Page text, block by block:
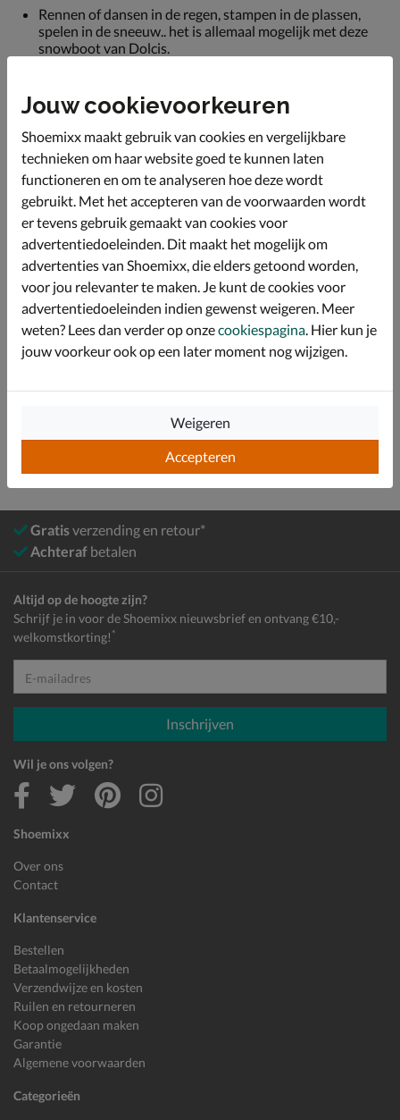
Rennen of dansen in de regen, stampen in de plassen,
spelen in de sneeuw.. het is allemaal mogelijk met deze
snowboot van Dolcis.
nylon en textiel.
het voetbed.
Je kunt de boots strakker om je benen doen dankzij de
klittenbandsluiting.
Voorzien van een stevige rubberen zool met een grof
profiel.
Specificaties
Over Dolcis
Bekijk meer
Snowboots
Gratisverzending en retour*
Achteraf betalen
Shoemixx
Over ons
Contact
Klantenservice
Bestellen
Betaalmogelijkheden
Verzendwijze en kosten
Ruilen en retourneren
Koop ongedaan maken
Garantie
Algemene voorwaarden
Categorieën
Altijd op de hoogte zijn?
Schrijf je in voor de Shoemixx nieuwsbrief en ontvang €10,-
welkomstkorting! *
E-mailadres
Inschrijven
Wil je ons volgen?
Jouw cookievoorkeuren
Shoemixx maakt gebruik van cookies en vergelijkbare
technieken om haar website goed te kunnen laten
functioneren en om te analyseren hoe deze wordt
gebruikt. Met het accepteren van de voorwaarden wordt
er tevens gebruik gemaakt van cookies voor
advertentiedoeleinden. Dit maakt het mogelijk om
advertenties van Shoemixx, die elders getoond worden,
voor jou relevanter te maken. Je kunt de cookies voor
advertentiedoeleinden indien gewenst weigeren. Meer
weten? Lees dan verder op onzecookiespagina. Hier kun je
jouw voorkeur ook op een later moment nog wijzigen.
Accepteren
Weigeren